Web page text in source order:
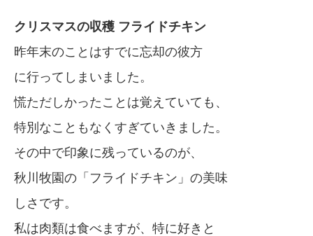
クリスマスの収穫 フライドチキン
昨年末のことはすでに忘却の彼方
に行ってしまいました。
慌ただしかったことは覚えていても、
特別なこともなくすぎていきました。
その中で印象に残っているのが、
秋川牧園の「フライドチキン」の美味
しさです。
私は肉類は食べますが、特に好きと